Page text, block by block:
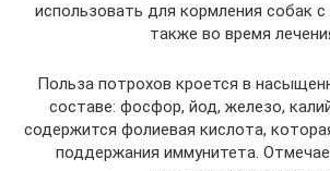
использовать для кормления собак
также во время
Польза потрохов кроется в
составе: фосфор, йод, железо,
содержится фолиевая кислота,
поддержания иммунитета.